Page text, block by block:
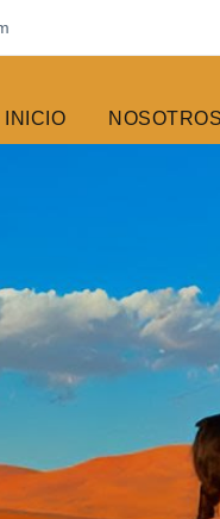
INICIO NOSOTROS